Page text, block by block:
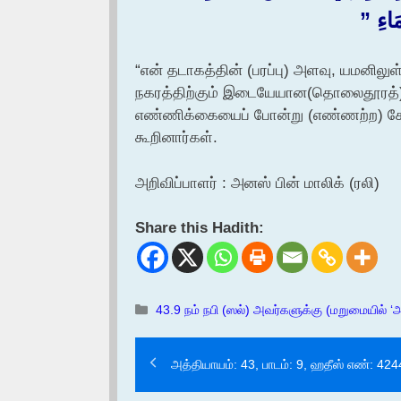
‏”‏
“என் தடாகத்தின் (பரப்பு) அளவு,
நகரத்திற்கும்
எண்ணிக்கையைப் போன்று (எண்ணற்ற)
கூறினார்கள்.
அறிவிப்பாளர் : அனஸ் பின் மாலிக் (ரலி)
Share this Hadith:
Categories
43.9 நம் நபி (ஸல்) அவர்களுக்கு (மறுமையில்
அத்தியாயம்: 43, பாடம்: 9, ஹதீஸ் எண்: